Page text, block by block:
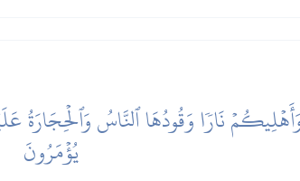
نَارٗا وَقُودُهَا ٱلنَّاسُ
يُؤۡمَرُونَ